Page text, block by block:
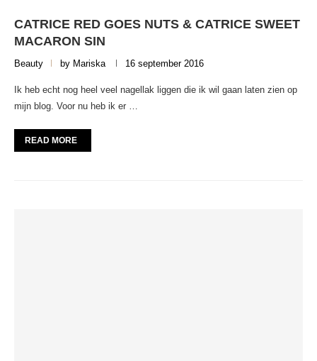
CATRICE RED GOES NUTS & CATRICE SWEET
MACARON SIN
Beauty by Mariska 16 september 2016
Ik heb echt nog heel veel nagellak liggen die ik wil gaan laten zien op
mijn blog. Voor nu heb ik er …
READ MORE